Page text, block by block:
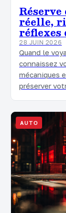
réelle,
réflexes
28 JUIN 2026
Quand le
connaissez
mécaniques
préserver
AUTO